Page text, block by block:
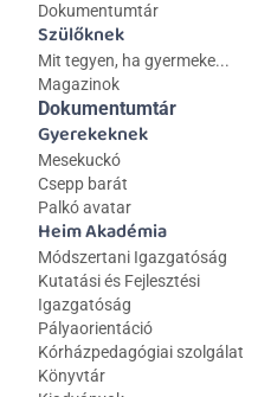
Dokumentumtár
Szülőknek
Mit tegyen, ha gyermeke...
Magazinok
Gyerekeknek
Mesekuckó
Csepp barát
Palkó avatar
Heim Akadémia
Módszertani Igazgatóság
Kutatási és Fejlesztési
Igazgatóság
Pályaorientáció
Kórházpedagógiai szolgálat
Könyvtár
Dokumentumtár